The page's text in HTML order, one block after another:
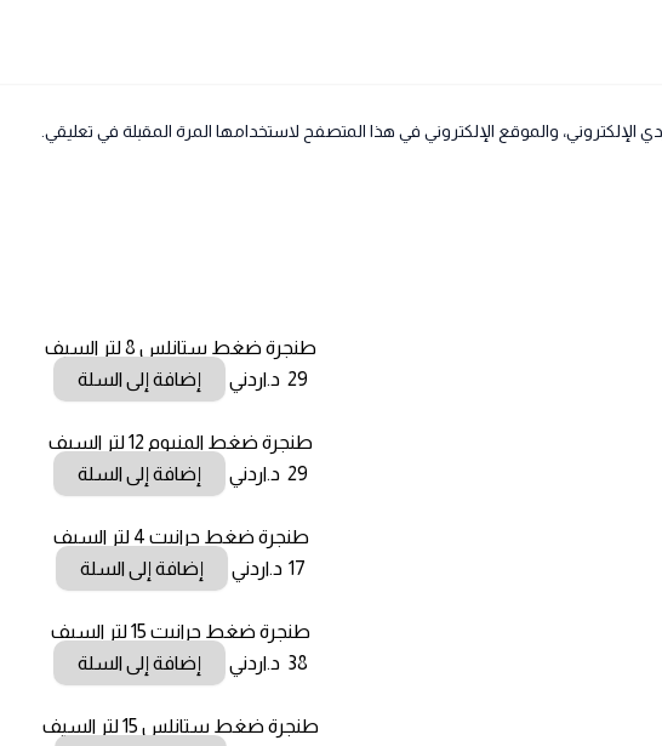
الإلكتروني، والموقع الإلكتروني في هذا المتصفح لاستخدامها المرة المقبلة في تعليقي.
طنجرة ضغط ستانلس 8 لتر السيف
29 د.اردني إضافة إلى السلة
طنجرة ضغط المنيوم 12 لتر السيف
29 د.اردني إضافة إلى السلة
طنجرة ضغط جرانيت 4 لتر السيف
17 د.اردني إضافة إلى السلة
طنجرة ضغط جرانيت 15 لتر السيف
38 د.اردني إضافة إلى السلة
طنجرة ضغط ستانلس 15 لتر السيف